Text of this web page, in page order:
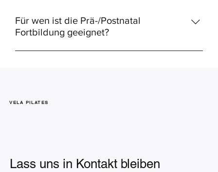
Für wen ist die Prä-/Postnatal
Fortbildung geeignet?
Die Prä-/Postnatal-Fortbildung eignet sich für alle, die
Lehrerin bist, Physiotherapeuting oder einfach nur dein
VELA PILATES
Lass uns in Kontakt bleiben